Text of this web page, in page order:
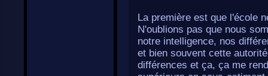
La première est que l'école
N'oublions pas que nous
notre intelligence, nos
et bien souvent cette
différences et ça, ça me